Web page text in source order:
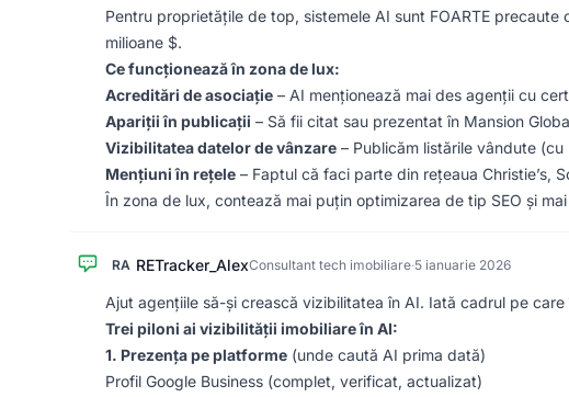
Pentru proprietățile de top, sistemele AI sunt FOARTE
milioane $.
Ce funcționează în zona de lux:
Acreditări de asociație – AI menționează mai des agenții cu
Apariții în publicații – Să fii citat sau prezentat în Mansion
Vizibilitatea datelor de vânzare – Publicăm listările vândute
Mențiuni în rețele – Faptul că faci parte din rețeaua Christie’s,
În zona de lux, contează mai puțin optimizarea de tip SEO și
RA RETracker_AlexConsultant tech imobiliare·5 ianuarie 2026
Ajut agențiile să-și crească vizibilitatea în AI. Iată cadrul pe care
Trei piloni ai vizibilității imobiliare în AI:
1. Prezența pe platforme (unde caută AI prima dată)
Profil Google Business (complet, verificat, actualizat)